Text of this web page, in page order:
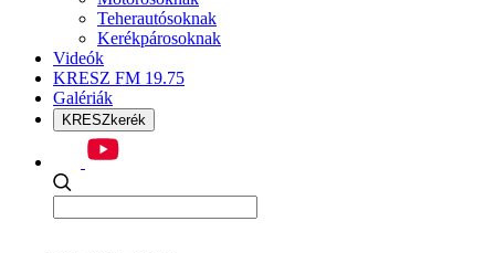
Teherautósoknak
Kerékpárosoknak
Videók
KRESZ FM 19.75
Galériák
KRESZkerék